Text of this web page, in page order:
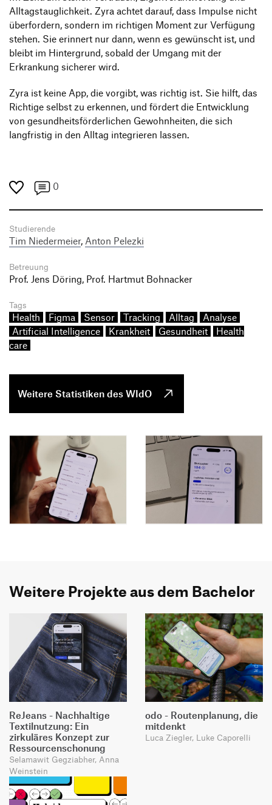
Alltagstauglichkeit. Zyra achtet darauf, dass Impulse nicht
überfordern, sondern im richtigen Moment zur Verfügung
stehen. Sie erinnert nur dann, wenn es gewünscht ist, und
bleibt im Hintergrund, sobald der Umgang mit der
Erkrankung sicherer wird.
Zyra ist keine App, die vorgibt, was richtig ist. Sie hilft, das
Richtige selbst zu erkennen, und fördert die Entwicklung
von gesundheitsförderlichen Gewohnheiten, die sich
langfristig in den Alltag integrieren lassen.
0
Studierende
Tim Niedermeier, Anton Pelezki
Betreuung
Prof. Jens Döring, Prof. Hartmut Bohnacker
Tags
Health Figma Sensor Tracking Alltag
Analyse
Artificial Intelligence
Krankheit Gesundheit
Health
care
Weitere Statistiken des WIdO
Weitere Projekte aus dem Bachelor
ReJeans - Nachhaltige
Textilnutzung: Ein
zirkuläres Konzept zur
Ressourcenschonung
Selamawit Gegziabher, Anna
Weinstein
odo - Routenplanung, die
mitdenkt
Luca Ziegler, Luke Caporelli